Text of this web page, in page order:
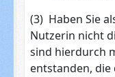
(3) Haben Sie
Nutzerin nicht
sind hierdurch
entstanden,